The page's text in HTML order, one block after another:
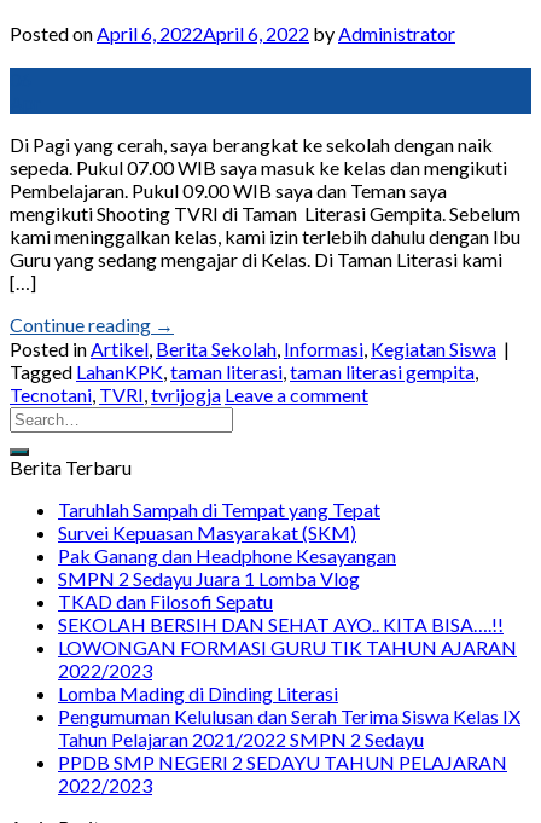
Posted onApril 6, 2022April 6, 2022 byAdministrator
Di Pagi yang cerah, saya berangkat ke sekolah dengan naik
sepeda. Pukul 07.00 WIB saya masuk ke kelas dan mengikuti
Pembelajaran. Pukul 09.00 WIB saya dan Teman saya
mengikuti Shooting TVRI di Taman Literasi Gempita. Sebelum
kami meninggalkan kelas, kami izin terlebih dahulu dengan Ibu
Guru yang sedang mengajar di Kelas. Di Taman Literasi kami
[…]
Continue reading →
Posted inArtikel, Berita Sekolah, Informasi, Kegiatan Siswa |
Tagged LahanKPK,taman literasi,taman literasi gempita,
Tecnotani, TVRI,tvrijogja Leave a comment
Berita Terbaru
Taruhlah Sampah di Tempat yang Tepat
Survei Kepuasan Masyarakat (SKM)
Pak Ganang dan Headphone Kesayangan
SMPN 2 Sedayu Juara 1 Lomba Vlog
TKAD dan Filosofi Sepatu
SEKOLAH BERSIH DAN SEHAT AYO.. KITA BISA….!!
LOWONGAN FORMASI GURU TIK TAHUN AJARAN
2022/2023
Lomba Mading di Dinding Literasi
Pengumuman Kelulusan dan Serah Terima Siswa Kelas IX
Tahun Pelajaran 2021/2022 SMPN 2 Sedayu
PPDB SMP NEGERI 2 SEDAYU TAHUN PELAJARAN
2022/2023